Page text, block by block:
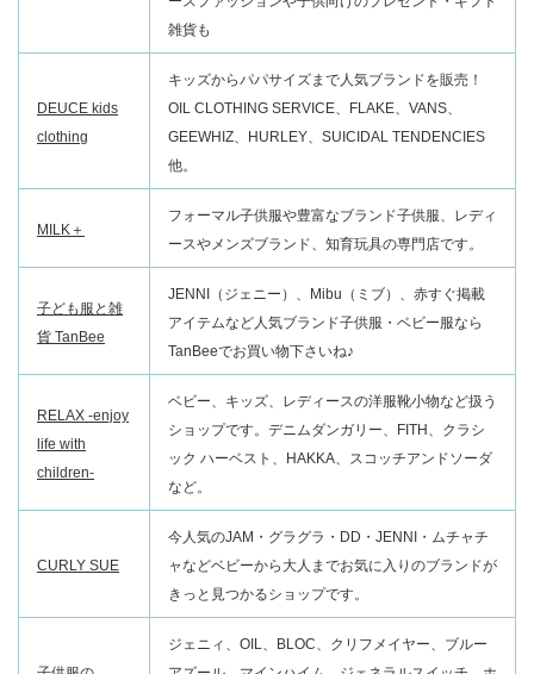
雑貨も
DEUCE kids
clothing
キッズからパパサイズまで人気ブランドを販売！
OIL CLOTHING SERVICE、FLAKE、VANS、
GEEWHIZ、HURLEY、SUICIDAL TENDENCIES
他。
MILK＋
フォーマル子供服や豊富なブランド子供服、レディ
ースやメンズブランド、知育玩具の専門店です。
子ども服と雑
貨 TanBee
JENNI（ジェニー）、Mibu（ミブ）、赤すぐ掲載
アイテムなど人気ブランド子供服・ベビー服なら
TanBeeでお買い物下さいね♪
RELAX -enjoy
life with
children-
ベビー、キッズ、レディースの洋服靴小物など扱う
ショップです。デニムダンガリー、FITH、クラシ
ック ハーベスト、HAKKA、スコッチアンドソーダ
など。
CURLY SUE
今人気のJAM・グラグラ・DD・JENNI・ムチャチ
ャなどベビーから大人までお気に入りのブランドが
きっと見つかるショップです。
ジェニィ、OIL、BLOC、クリフメイヤー、ブルー